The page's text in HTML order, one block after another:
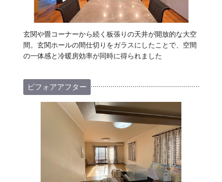
玄関や畳コーナーから続く板張りの天井が開放的な大空
間。玄関ホールの間仕切りをガラスにしたことで、空間
の一体感と冷暖房効率が同時に得られました
ビフォアアフター